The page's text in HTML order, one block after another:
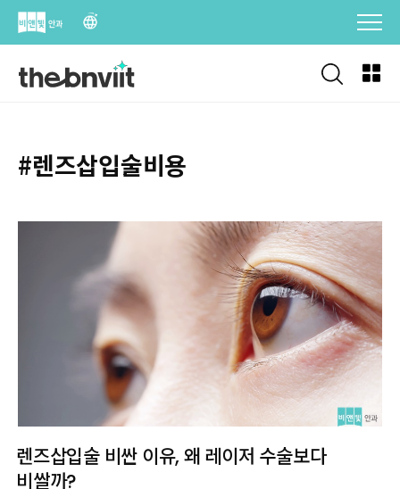
Skip
#렌즈삽입술비용
렌즈삽입술 비싼 이유, 왜 레이저 수술보다
비쌀까?